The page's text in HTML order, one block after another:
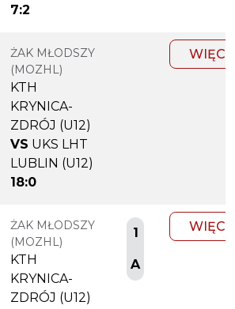
7:2
ŻAK MŁODSZY
(MOZHL)
KTH
KRYNICA-
ZDRÓJ (U12)
VS UKS LHT
LUBLIN (U12)
18:0
ŻAK MŁODSZY
(MOZHL)
KTH
KRYNICA-
ZDRÓJ (U12)
1
A